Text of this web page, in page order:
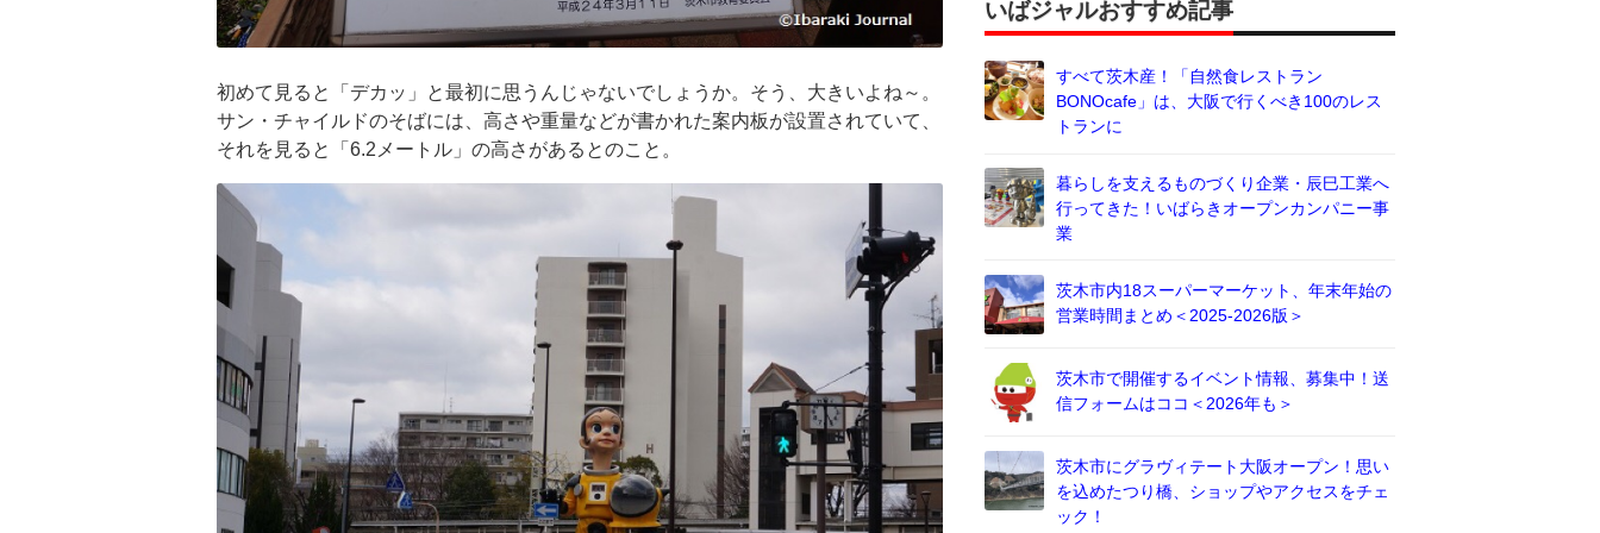
初めて見ると「デカッ」と最初に思うんじゃないでしょうか。そう、大きいよね～。
サン・チャイルドのそばには、高さや重量などが書かれた案内板が設置されていて、
それを見ると「6.2メートル」の高さがあるとのこと。
いばジャルおすすめ記事
すべて茨木産！「自然食レストラン
BONOcafe」は、大阪で行くべき100のレス
トランに
暮らしを支えるものづくり企業・辰巳工業へ
行ってきた！いばらきオープンカンパニー事
業
茨木市内18スーパーマーケット、年末年始の
営業時間まとめ＜2025-2026版＞
茨木市で開催するイベント情報、募集中！送
信フォームはココ＜2026年も＞
茨木市にグラヴィテート大阪オープン！思い
を込めたつり橋、ショップやアクセスをチェ
ック！